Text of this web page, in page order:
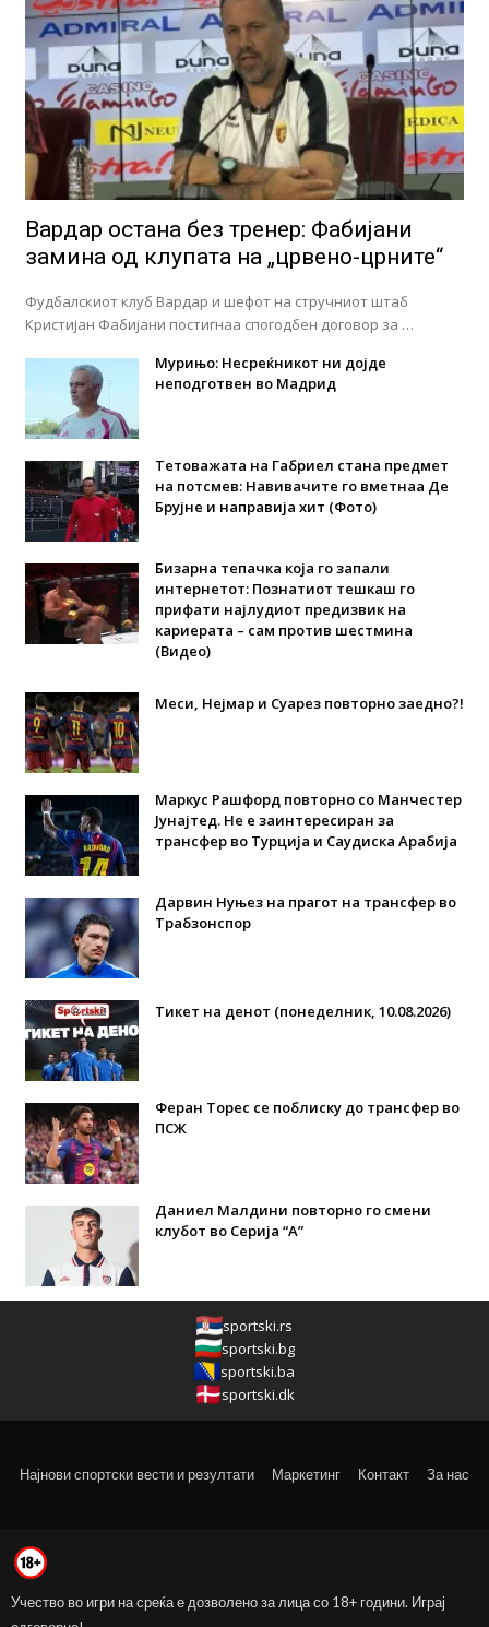
Вардар остана без тренер: Фабијани
замина од клупата на „црвено-црните“
Фудбалскиот клуб Вардар и шефот на стручниот штаб
Кристијан Фабијани постигнаа спогодбен договор за …
Мурињо: Несреќникот ни дојде
неподготвен во Мадрид
Тетоважата на Габриел стана предмет
на потсмев: Навивачите го вметнаа Де
Брујне и направија хит (Фото)
Бизарна тепачка која го запали
интернетот: Познатиот тешкаш го
прифати најлудиот предизвик на
кариерата – сам против шестмина
(Видео)
Меси, Нејмар и Суарез повторно заедно?!
Маркус Рашфорд повторно со Манчестер
Јунајтед. Не е заинтересиран за
трансфер во Турција и Саудиска Арабија
Дарвин Нуњез на прагот на трансфер во
Трабзонспор
Тикет на денот (понеделник, 10.08.2026)
Феран Торес се поблиску до трансфер во
ПСЖ
Даниел Малдини повторно го смени
клубот во Серија “А”
sportski.rs
sportski.bg
sportski.ba
sportski.dk
Најнови спортски вести и резултати Маркетинг Контакт За нас
Учество во игри на среќа е дозволено за лица со 18+ години. Играј